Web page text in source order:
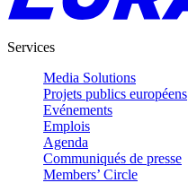
Services
Media Solutions
Projets publics européens
Evénements
Emplois
Agenda
Communiqués de presse
Members’ Circle